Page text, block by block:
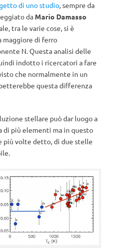
di uno studio, sempre da
da Mario Damasso
tra le varie cose, si è
maggiore di ferro
N. Questa analisi delle
indotto i ricercatori a fare
che normalmente in un
questa differenza
stellare può dar luogo a
di più elementi ma in questo
più volte detto, di due stelle